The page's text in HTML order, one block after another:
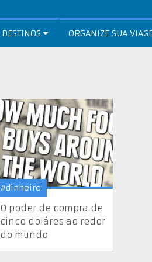
DESTINOS ORGANIZE SUA
#dinheiro
O poder de compra de
cinco doláres ao redor
do mundo